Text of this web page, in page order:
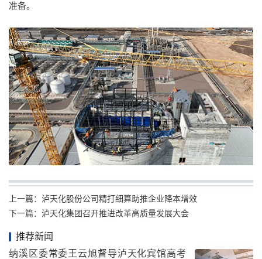
准备。
上一篇： 泸天化股份公司精打细算助推企业降本增效
下一篇： 泸天化集团召开推进改革高质量发展大会
推荐新闻
纳溪区委常委王云旭督导泸天化宾馆高考